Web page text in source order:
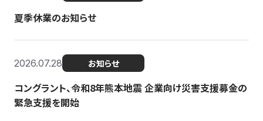
夏季休業のお知らせ
2026.07.28 お知らせ
コングラント、令和8年熊本地震 企業向け災害支援募金の
緊急支援を開始